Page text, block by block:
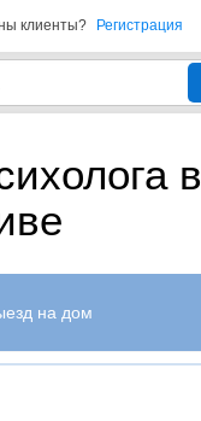
клиенты? Регистрация
в
на дом